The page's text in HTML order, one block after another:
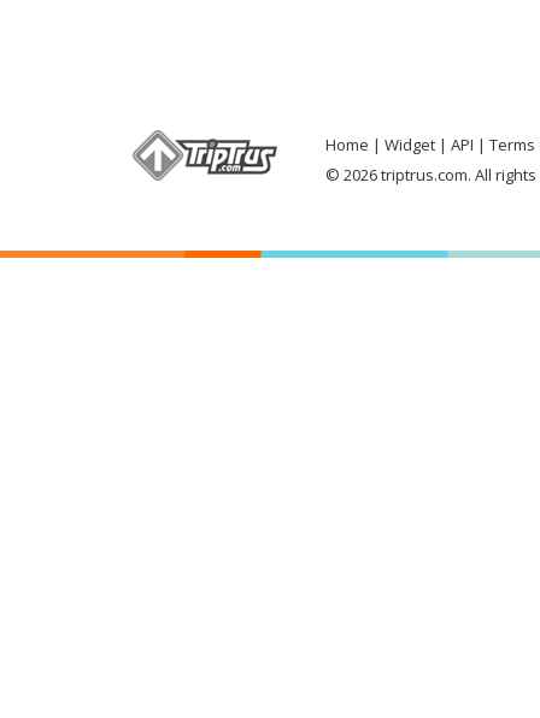
Home Widget API
Terms
© 2026 triptrus.com. All